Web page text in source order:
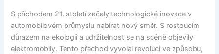
S příchodem 21. století začaly technologické inovace v
automobilovém průmyslu nabírat nový směr. S rostoucím
důrazem na ekologii a udržitelnost se na scéně objevily
elektromobily. Tento přechod vyvolal revoluci ve způsobu,